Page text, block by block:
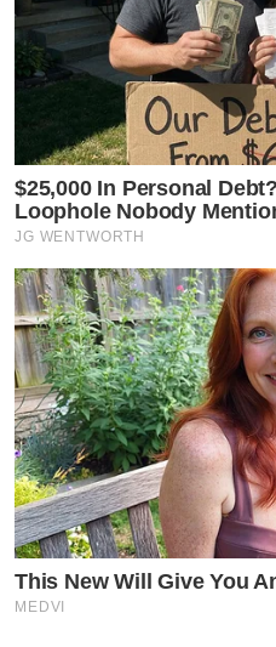
$25,000 In Personal
Loophole Nobody
JG WENTWORTH
This New Will Give You
MEDVI